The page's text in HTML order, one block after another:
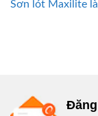
Sơn lót Maxilite